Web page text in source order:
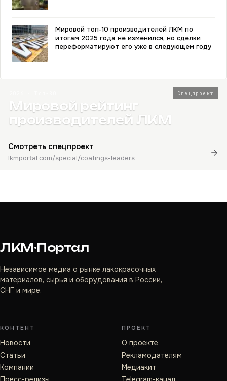
Мировой топ-10 производителей ЛКМ по
итогам 2025 года не изменился, но сделки
переформатируют его уже в следующем году
Спецпроект
Мировой рейтинг
производителей ЛКМ
Смотреть спецпроект
lkmportal.com/special/coatings-leaders
ЛКМ·Портал
Независимое медиа о рынке лакокрасочных
материалов, сырья и оборудования в России,
СНГ и мире.
КОНТЕНТ
Новости
Статьи
Компании
ПРОЕКТ
О проекте
Рекламодателям
Медиакит